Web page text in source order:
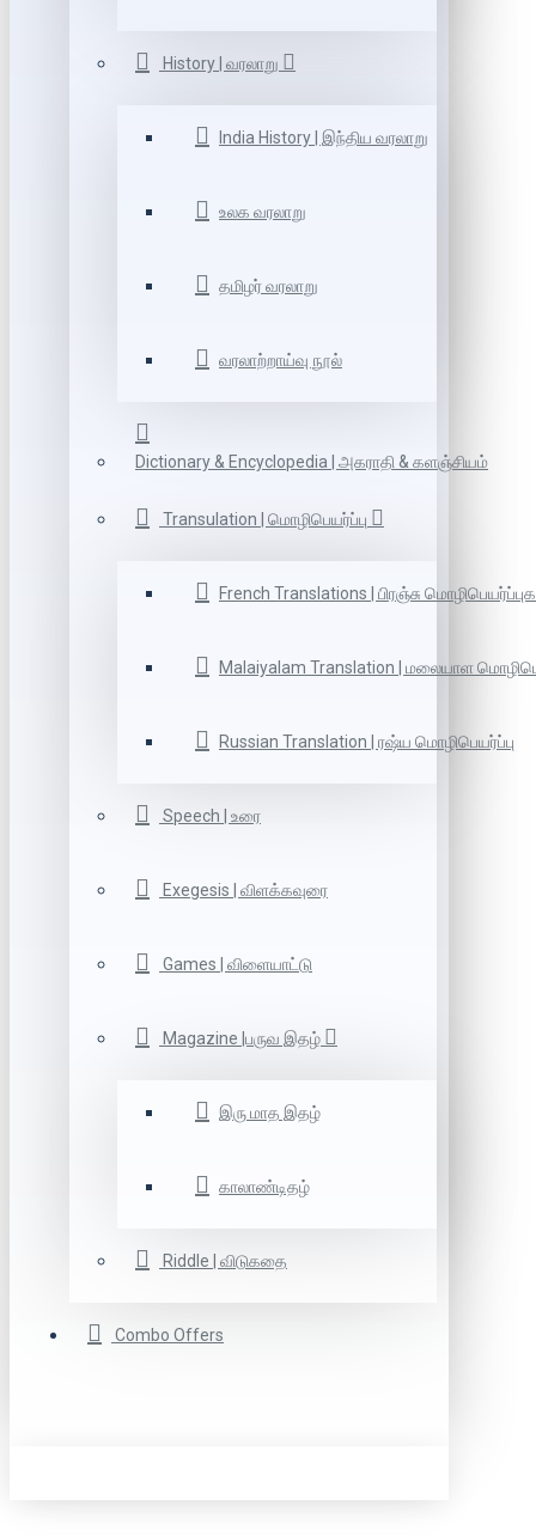
History | வரலாறு
India History | இந்திய வரலாறு
உலக வரலாறு
தமிழர் வரலாறு
வரலாற்றாய்வு நூல்
Dictionary & Encyclopedia | அகராதி & களஞ்சியம்
Transulation | மொழிபெயர்ப்பு
French Translations | பிரஞ்சு
Malaiyalam Translation | மலையாள
Russian Translation | ரஷ்ய மொழிபெயர்ப்பு
Speech | உரை
Exegesis | விளக்கவுரை
Games | விளையாட்டு
Magazine |பருவ இதழ்
இரு மாத இதழ்
காலாண்டிதழ்
Riddle | விடுகதை
Combo Offers